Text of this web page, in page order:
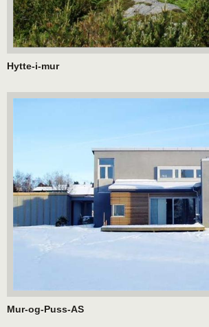
Hytte-i-mur
Mur-og-Puss-AS